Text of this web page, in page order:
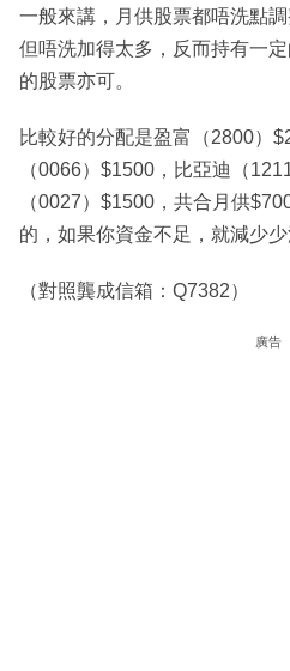
一般來講，月供股票都唔洗點
但唔洗加得太多，反而持有一
的股票亦可。
比較好的分配是盈富（2800）
（0066）$1500，比亞迪（
（0027）$1500，共合月供
的，如果你資金不足，就減少少
（對照龔成信箱：Q7382）
廣告